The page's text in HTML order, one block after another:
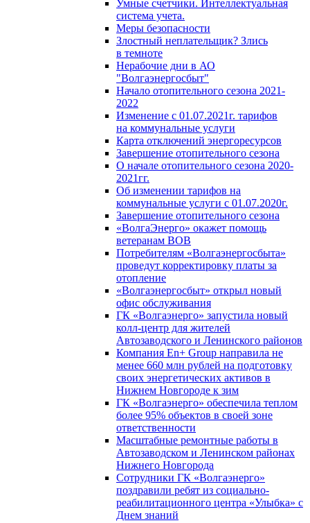
Умные счетчики. Интеллектуальная
система учета.
Меры безопасности
Злостный неплательщик? Злись
в темноте
Нерабочие дни в АО
"Волгаэнергосбыт"
Начало отопительного сезона 2021-
2022
Изменение с 01.07.2021г. тарифов
на коммунальные услуги
Карта отключений энергоресурсов
Завершение отопительного сезона
О начале отопительного сезона 2020-
2021гг.
Об изменении тарифов на
коммунальные услуги с 01.07.2020г.
Завершение отопительного сезона
«ВолгаЭнерго» окажет помощь
ветеранам ВОВ
Потребителям «Волгаэнергосбыта»
проведут корректировку платы за
отопление
«Волгаэнергосбыт» открыл новый
офис обслуживания
ГК «Волгаэнерго» запустила новый
колл-центр для жителей
Автозаводского и Ленинского районов
Компания En+ Group направила не
менее 660 млн рублей на подготовку
своих энергетических активов в
Нижнем Новгороде к зим
ГК «Волгаэнерго» обеспечила теплом
более 95% объектов в своей зоне
ответственности
Масштабные ремонтные работы в
Автозаводском и Ленинском районах
Нижнего Новгорода
Сотрудники ГК «Волгаэнерго»
поздравили ребят из социально-
реабилитационного центра «Улыбка» с
Днем знаний